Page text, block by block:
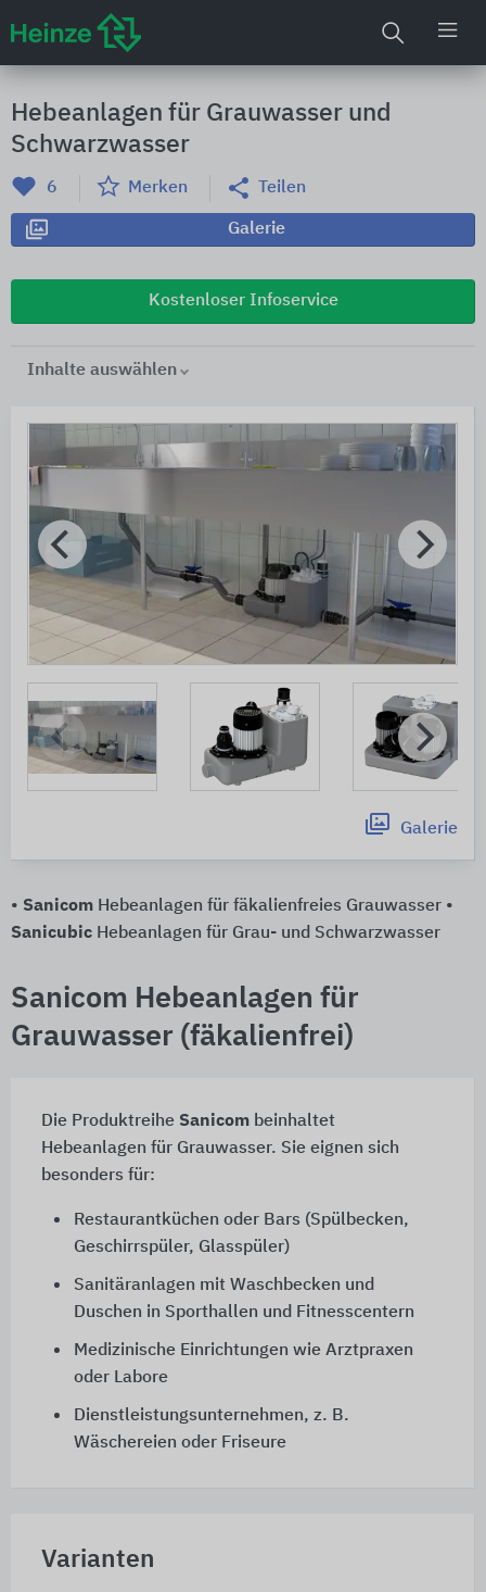
Hebeanlagen für Grauwasser und
Schwarzwasser
6 Merken Teilen
Galerie
Kostenloser Infoservice
Inhalte auswählen
Galerie
• Sanicom Hebeanlagen für fäkalienfreies Grauwasser •
Sanicubic Hebeanlagen für Grau- und Schwarzwasser
Sanicom Hebeanlagen für
Grauwasser (fäkalienfrei)
Die Produktreihe Sanicombeinhaltet
Hebeanlagen für Grauwasser. Sie eignen sich
besonders für:
Restaurantküchen oder Bars (Spülbecken,
Geschirrspüler, Glasspüler)
Sanitäranlagen mit Waschbecken und
Duschen in Sporthallen und Fitnesscentern
Medizinische Einrichtungen wie Arztpraxen
oder Labore
Dienstleistungsunternehmen, z. B.
Wäschereien oder Friseure
Varianten